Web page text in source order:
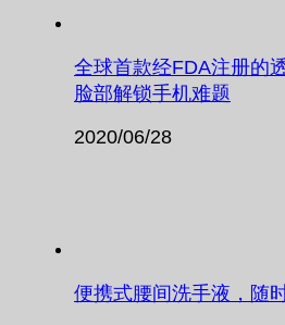
全球首款经FDA注册的
脸部解锁手机难题
2020/06/28
便携式腰间洗手液，随